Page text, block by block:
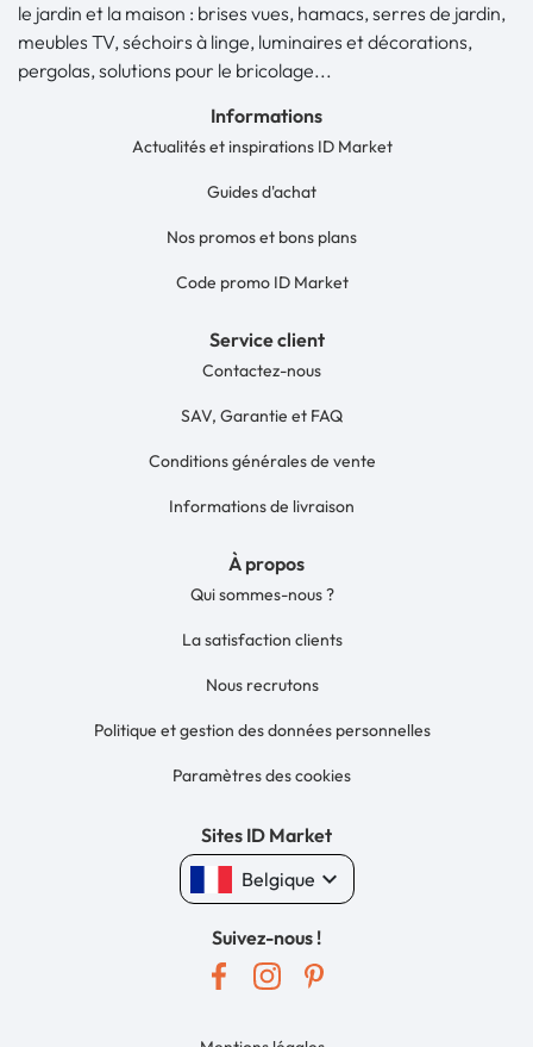
le jardin et la maison : brises vues, hamacs, serres de jardin,
meubles TV, séchoirs à linge, luminaires et décorations,
pergolas, solutions pour le bricolage...
Informations
Actualités et inspirations ID Market
Guides d'achat
Nos promos et bons plans
Code promo ID Market
Service client
Contactez-nous
SAV, Garantie et FAQ
Conditions générales de vente
Informations de livraison
À propos
Qui sommes-nous ?
La satisfaction clients
Nous recrutons
Politique et gestion des données personnelles
Paramètres des cookies
Sites ID Market
Belgique keyboard_arrow_down
Suivez-nous !